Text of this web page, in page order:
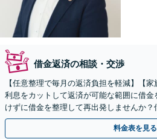
借金返済の相談・交渉
【任意整理で毎月の返済負担を軽減】【家
利息をカットして返済が可能な範囲に借
けずに借金を整理して再出発しませんか
事務所【実績5,000件以上】【財産を残し
料金表を見る